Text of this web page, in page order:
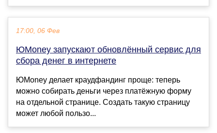
17:00, 06 Фев
ЮMoney запускают обновлённый сервис для
сбора денег в интернете
ЮMoney делает краудфандинг проще: теперь
можно собирать деньги через платёжную форму
на отдельной странице. Создать такую страницу
может любой пользо...